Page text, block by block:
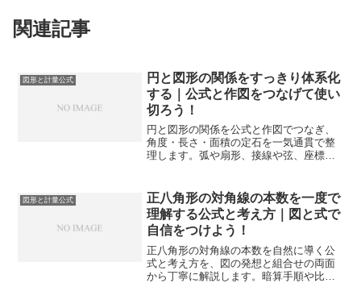
関連記事
図形と計量公式
円と図形の関係をすっきり体系化
する｜公式と作図をつなげて使い
切ろう！
円と図形の関係を公式と作図でつなぎ、
角度・長さ・面積の定石を一気通貫で整
理します。弧や扇形、接線や弦、座標や
す。
図形と計量公式
正八角形の対角線の本数を一度で
理解する公式と考え方｜図と式で
自信をつけよう！
正八角形の対角線の本数を自然に導く公
式と考え方を、図の発想と組合せの両面
から丁寧に解説します。暗算手順や比較